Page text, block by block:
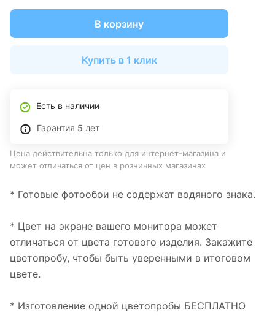
В корзину
Купить в 1 клик
Есть в наличии
Гарантия 5 лет
Цена действительна только для интернет-магазина и
может отличаться от цен в розничных магазинах
* Готовые фотообои не содержат водяного знака.
* Цвет на экране вашего монитора может
отличаться от цвета готового изделия. Закажите
цветопробу, чтобы быть уверенными в итоговом
цвете.
* Изготовление одной цветопробы БЕСПЛАТНО